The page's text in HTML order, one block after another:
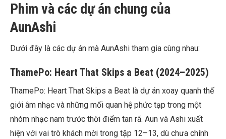
Phim và các dự án chung của
AunAshi
Dưới đây là các dự án mà AunAshi tham gia cùng nhau:
ThamePo: Heart That Skips a Beat (2024–2025)
ThamePo: Heart That Skips a Beat là dự án xoay quanh thế
giới âm nhạc và những mối quan hệ phức tạp trong một
nhóm nhạc nam trước thời điểm tan rã. Aun và Ashi xuất
hiện với vai trò khách mời trong tập 12–13, dù chưa chính